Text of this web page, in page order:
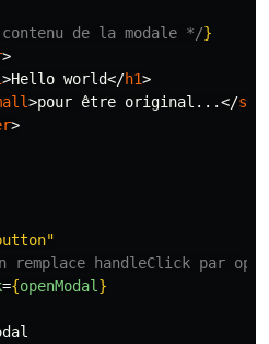
de la modale */}
>
>Hello world</h1>
>pour être original...</
>
remplace handleClick par
={openModal }